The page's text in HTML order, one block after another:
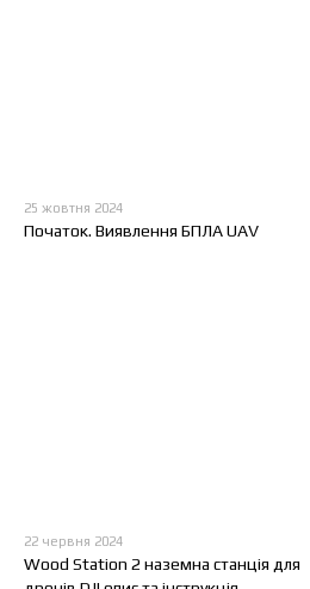
25 жовтня 2024
Початок. Виявлення БПЛА UAV
22 червня 2024
Wood Station 2 наземна станція для